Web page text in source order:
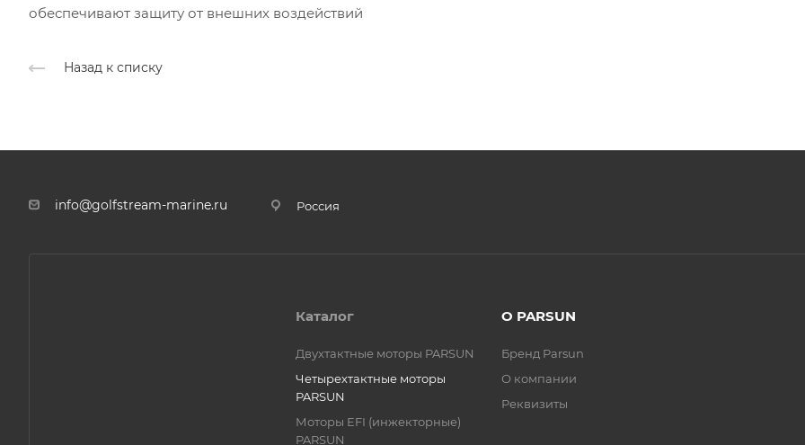
обеспечивают защиту от внешних воздействий
Назад к списку
info@golfstream-marine.ru Россия
Каталог
Двухтактные моторы PARSUN
Четырехтактные моторы
PARSUN
Моторы EFI (инжекторные)
PARSUN
О PARSUN
Бренд Parsun
О компании
Реквизиты